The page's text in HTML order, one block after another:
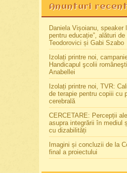
Anunturi
Daniela Vișoianu, speaker
pentru educație”, alături
Teodorovici și Gabi Szabo
Izolați printre noi,
Handicapul şcolii
Anabellei
Izolați printre noi, TVR:
de terapie pentru copiii cu
cerebrală
CERCETARE: Percepții
asupra integrării în mediul
cu dizabilități
Imagini și concluzii de la
final a proiectului